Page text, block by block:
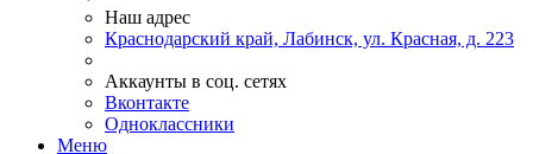
Наш адрес
Краснодарский край, Лабинск, ул. Красная, д. 223
Аккаунты в соц. сетях
Вконтакте
Одноклассники
Меню